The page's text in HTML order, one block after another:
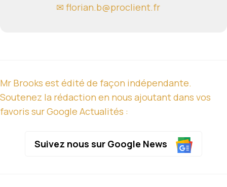
✉ florian.b@proclient.fr
Mr Brooks est édité de façon indépendante.
Soutenez la rédaction en nous ajoutant dans vos
favoris sur Google Actualités :
Suivez nous sur Google News